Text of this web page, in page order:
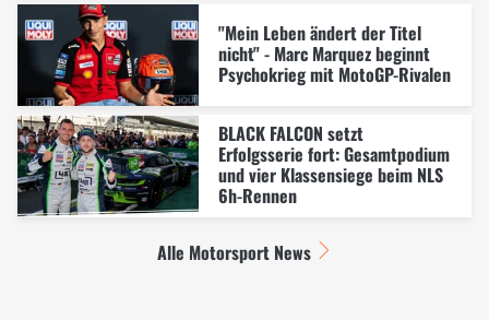
"Mein Leben ändert der Titel
nicht" - Marc Marquez beginnt
Psychokrieg mit MotoGP-Rivalen
BLACK FALCON setzt
Erfolgsserie fort: Gesamtpodium
und vier Klassensiege beim NLS
6h-Rennen
Alle Motorsport News